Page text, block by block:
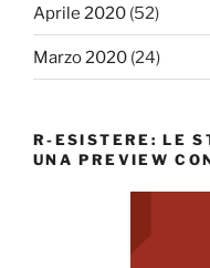
Aprile 2020 (52)
Marzo 2020 (24)
R-ESISTERE: LE
UNA PREVIEW